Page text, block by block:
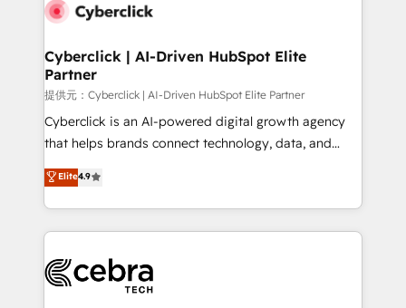
combine HubSpot, data, and AI to design connected
and technology for predictable, scalable revenue
growth. Our expertise spans RevOps, CRM and data
architecture, AI enablement, and strategic marketing,
delivered through our proprietary FLAIR framework
for responsible AI adoption. As a HubSpot Elite
we blend strategy, creativity, and technology to help
organisations scale smarter and grow stronger.
Cyberclick | AI-Driven HubSpot Elite
Partner
提供元：Cyberclick | AI-Driven HubSpot Elite Partner
Cyberclick is an AI-powered digital growth agency
that helps brands connect technology, data, and
creativity to achieve measurable results. Founded in
Barcelona and operating across Spain, LATAM, and
the UK, we support global companies in building
smarter marketing, sales, and customer success
Iberia (Spain & Portugal), we combine human insight
with intelligent automation to drive sustainable
Elite4.9